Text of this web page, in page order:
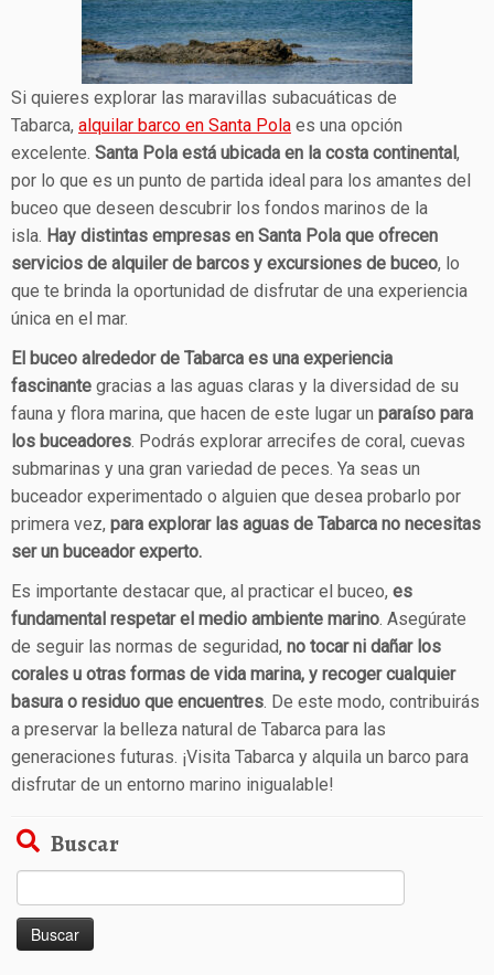
Si quieres explorar las maravillas subacuáticas de
Tabarca, alquilar barco en Santa Pola es una opción
excelente. Santa Pola está ubicada en la costa continental,
por lo que es un punto de partida ideal para los amantes del
buceo que deseen descubrir los fondos marinos de la
isla. Hay distintas empresas en Santa Pola que ofrecen
servicios de alquiler de barcos y excursiones de buceo, lo
que te brinda la oportunidad de disfrutar de una experiencia
única en el mar.
El buceo alrededor de Tabarca es una experiencia
fascinante gracias a las aguas claras y la diversidad de su
fauna y flora marina, que hacen de este lugar un paraíso para
los buceadores. Podrás explorar arrecifes de coral, cuevas
submarinas y una gran variedad de peces. Ya seas un
buceador experimentado o alguien que desea probarlo por
primera vez, para explorar las aguas de Tabarca no necesitas
ser un buceador experto.
Es importante destacar que, al practicar el buceo, es
fundamental respetar el medio ambiente marino. Asegúrate
de seguir las normas de seguridad, no tocar ni dañar los
corales u otras formas de vida marina, y recoger cualquier
basura o residuo que encuentres. De este modo, contribuirás
a preservar la belleza natural de Tabarca para las
generaciones futuras. ¡Visita Tabarca y alquila un barco para
disfrutar de un entorno marino inigualable!
Buscar